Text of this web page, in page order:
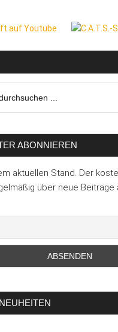
ABONNIEREN
aktuellen Stand. Der
über neue Beiträge